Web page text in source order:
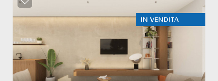
IN VENDITA